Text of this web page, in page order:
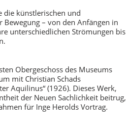
die künstlerischen und
Bewegung – von den Anfängen in
unterschiedlichen Strömungen bis
Obergeschoss des Museums
mit Christian Schads
Aquilinus“ (1926). Dieses Werk,
der Neuen Sachlichkeit beitrug,
für Inge Herolds Vortrag.